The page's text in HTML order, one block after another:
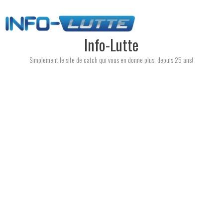
to
content
Info-Lutte
Simplement le site de catch qui vous en donne plus, depuis 25 ans!